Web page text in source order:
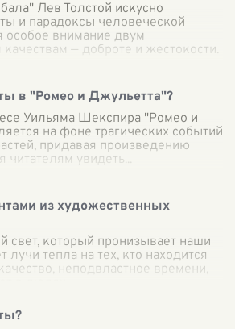
Лев Толстой искусно
и парадоксы человеческой
особое внимание двум
— доброте и жестокости.
в "Ромео и Джульетта"?
Уильяма Шекспира "Ромео и
на фоне трагических событий
придавая произведению
читателям увидеть
из художественных
свет, который пронизывает наши
лучи тепла на тех, кто находится
неподвластное времени,
в людях